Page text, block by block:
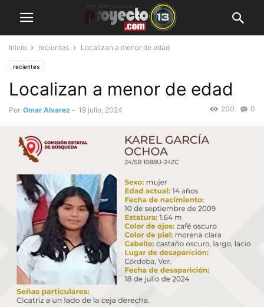
Inicio recientes Localizan a menor de edad
recientes
Localizan a menor de edad
Por Omar Alvarez - 19 julio, 2024 0
200